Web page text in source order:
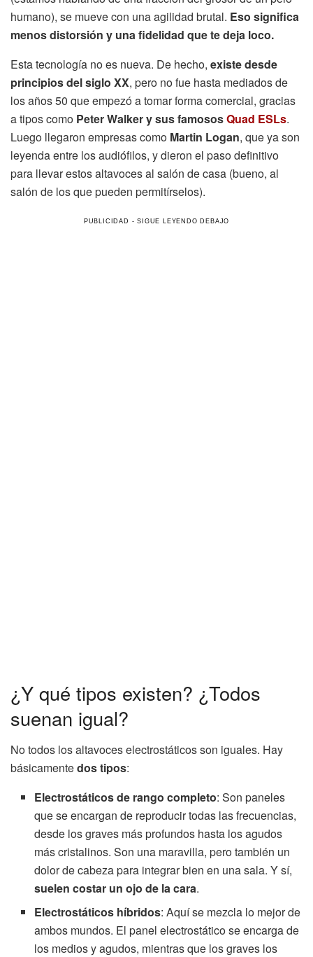
humano), se mueve con una agilidad brutal. Eso significa
menos distorsión y una fidelidad que te deja loco.
Esta tecnología no es nueva. De hecho, existe desde
principios del siglo XX, pero no fue hasta mediados de
los años 50 que empezó a tomar forma comercial, gracias
a tipos como Peter Walker y sus famososQuad ESLs.
Luego llegaron empresas como Martin Logan, que ya son
leyenda entre los audiófilos, y dieron el paso definitivo
para llevar estos altavoces al salón de casa (bueno, al
salón de los que pueden permitírselos).
¿Y qué tipos existen? ¿Todos
suenan igual?
No todos los altavoces electrostáticos son iguales. Hay
básicamentedos tipos:
Electrostáticos de rango completo: Son paneles
que se encargan de reproducir todas las frecuencias,
desde los graves más profundos hasta los agudos
más cristalinos. Son una maravilla, pero también un
dolor de cabeza para integrar bien en una sala. Y sí,
suelen costar un ojo de la cara.
Electrostáticos híbridos: Aquí se mezcla lo mejor de
ambos mundos. El panel electrostático se encarga de
los medios y agudos, mientras que los graves los